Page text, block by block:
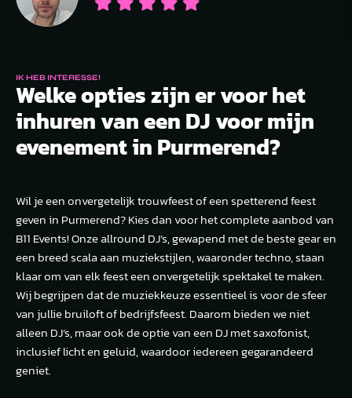
IK HEB INTERESSE!
Welke opties zijn er voor het
inhuren van een DJ voor mijn
evenement in Purmerend?
Wil je een onvergetelijk trouwfeest of een spetterend feest
geven in Purmerend? Kies dan voor het complete aanbod van
B11 Events! Onze allround DJ’s, gewapend met de beste gear en
een breed scala aan muziekstijlen, waaronder techno, staan
klaar om van elk feest een onvergetelijk spektakel te maken.
Wij begrijpen dat de muziekkeuze essentieel is voor de sfeer
van jullie bruiloft of bedrijfsfeest. Daarom bieden we niet
alleen DJ’s, maar ook de optie van een DJ met saxofonist,
inclusief licht en geluid, waardoor iedereen gegarandeerd
geniet.